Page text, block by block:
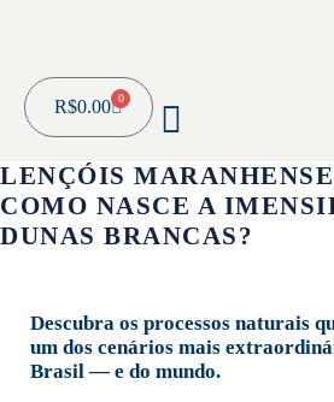
R$0.00 0
LENÇÓIS
COMO NASCE A
DUNAS BRANCAS?
Descubra os processos naturais
um dos cenários mais
Brasil — e do mundo.